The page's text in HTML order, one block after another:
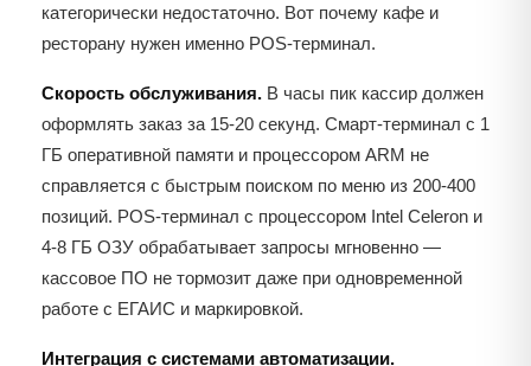
категорически недостаточно. Вот почему кафе и
ресторану нужен именно POS-терминал.
Скорость обслуживания. В часы пик кассир должен
оформлять заказ за 15-20 секунд. Смарт-терминал с 1
ГБ оперативной памяти и процессором ARM не
справляется с быстрым поиском по меню из 200-400
позиций. POS-терминал с процессором Intel Celeron и
4-8 ГБ ОЗУ обрабатывает запросы мгновенно —
кассовое ПО не тормозит даже при одновременной
работе с ЕГАИС и маркировкой.
Интеграция с системами автоматизации.